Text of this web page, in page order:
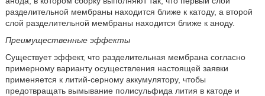
разделительной мембраны находится ближе к катоду, а второй
слой разделительной мембраны находится ближе к аноду.
Преимущественные эффекты
Существует эффект, что разделительная мембрана согласно
примерному варианту осуществления настоящей заявки
применяется к литий-серному аккумулятору, чтобы
предотвращать вымывание полисульфида лития в катоде и